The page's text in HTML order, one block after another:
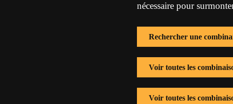
nécessaire pour
Rechercher une
Voir toutes les
Voir toutes les